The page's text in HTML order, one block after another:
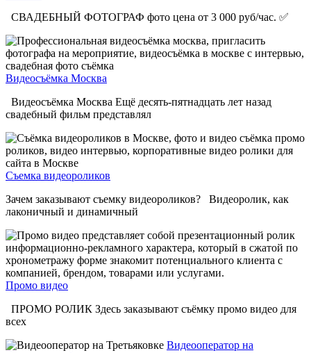
СВАДЕБНЫЙ ФОТОГРАФ фото цена от 3 000 руб/час. ✅
Видеосъёмка Москва
Видеосъёмка Москва Ещё десять-пятнадцать лет назад
свадебный фильм представлял
Съемка видеороликов
Зачем заказывают съемку видеороликов? Видеоролик, как
лаконичный и динамичный
Промо видео
ПРОМО РОЛИК Здесь заказывают съёмку промо видео для
всех
Видеооператор на